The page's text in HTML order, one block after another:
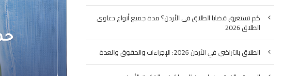
كم تستغرق قضايا الطلاق في الأردن؟ مدة جميع أنواع دعاوى
الطلاق 2026
الطلاق بالتراضي في الأردن 2026: الإجراءات والحقوق والعدة